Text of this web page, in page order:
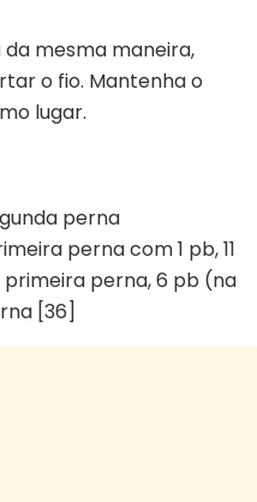
mesma maneira,
o fio. Mantenha o
lugar.
perna
perna com 1 pb, 11
perna, 6 pb (na
[36]